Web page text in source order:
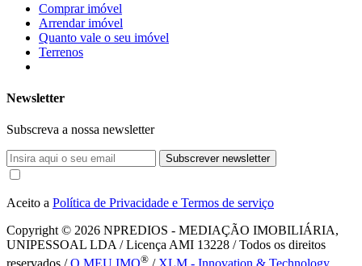
Comprar imóvel
Arrendar imóvel
Quanto vale o seu imóvel
Terrenos
Newsletter
Subscreva a nossa newsletter
Subscrever newsletter
Aceito a Política de Privacidade e Termos de serviço
Copyright © 2026 NPREDIOS - MEDIAÇÃO IMOBILIÁRIA,
UNIPESSOAL LDA / Licença AMI 13228 / Todos os direitos
reservados /O MEU IMO® / XLM - Innovation & Technology